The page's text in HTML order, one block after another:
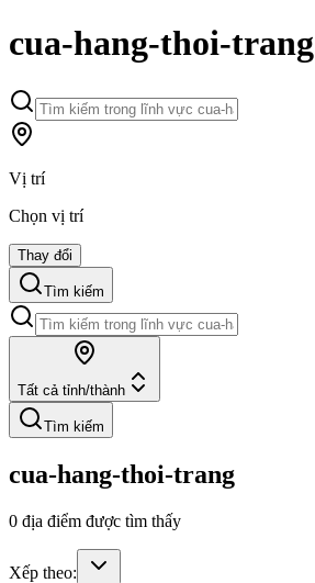
cua-hang-thoi-trang
Vị trí
Chọn vị trí
Thay đổi
Tìm kiếm
Tất cả tỉnh/thành
Tìm kiếm
cua-hang-thoi-trang
0 địa điểm được tìm thấy
Xếp theo: